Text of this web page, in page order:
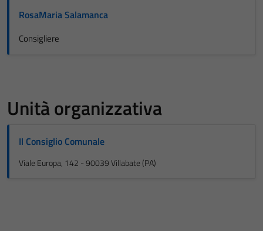
RosaMaria Salamanca
Consigliere
Unità organizzativa
Il Consiglio Comunale
Viale Europa, 142 - 90039 Villabate (PA)